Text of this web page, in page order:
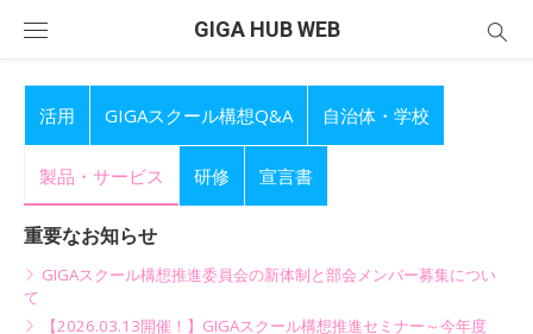
GIGA HUB WEB
活用 GIGAスクール構想Q&A 自治体・学校
製品・サービス 研修 宣言書
重要なお知らせ
GIGAスクール構想推進委員会の新体制と部会メンバー募集につい
て
【2026.03.13開催！】GIGAスクール構想推進セミナー～今年度